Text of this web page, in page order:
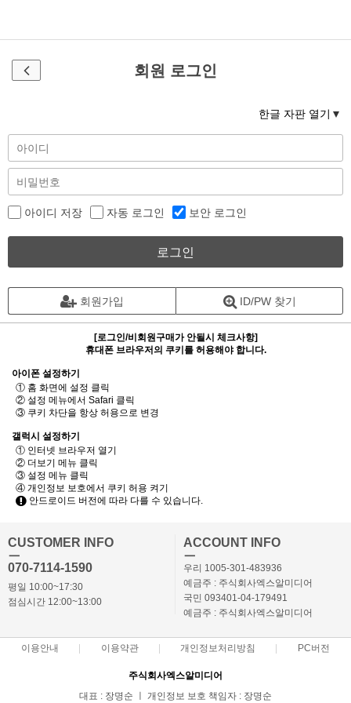
회원 로그인
한글 자판 열기
아이디 저장 자동 로그인 보안 로그인
로그인
회원가입 ID/PW 찾기
[로그인/비회원구매가 안될시 체크사항]
휴대폰 브라우저의 쿠키를 허용해야 합니다.
아이폰 설정하기
① 홈 화면에 설정 클릭
② 설정 메뉴에서 Safari 클릭
③ 쿠키 차단을 항상 허용으로 변경
갤럭시 설정하기
① 인터넷 브라우저 열기
② 더보기 메뉴 클릭
③ 설정 메뉴 클릭
④ 개인정보 보호에서 쿠키 허용 켜기
안드로이드 버전에 따라 다를 수 있습니다.
CUSTOMER INFO
ㅡ
070-7114-1590
평일 10:00~17:30
점심시간 12:00~13:00
ACCOUNT INFO
ㅡ
우리 1005-301-483936
예금주 : 주식회사엑스알미디어
국민 093401-04-179491
예금주 : 주식회사엑스알미디어
이용안내 이용약관 개인정보처리방침 PC버전
주식회사엑스알미디어
대표 : 장명순 ㅣ 개인정보 보호 책임자 : 장명순